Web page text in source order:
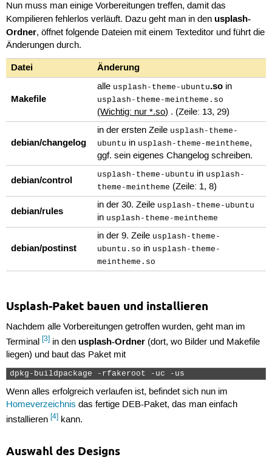
Nun muss man einige Vorbereitungen treffen, damit das
Kompilieren fehlerlos verläuft. Dazu geht man in den usplash-
Ordner, öffnet folgende Dateien mit einem Texteditor und führt die
Änderungen durch.
Datei Änderung
Makefile
alle usplash-theme-ubuntu.so in
usplash-theme-meintheme.so
(Wichtig: nur *.so) . (Zeile: 13, 29)
debian/changelog
in der ersten Zeile usplash-theme-
ubuntu in usplash-theme-meintheme,
ggf. sein eigenes Changelog schreiben.
debian/control usplash-theme-ubuntu in usplash-
theme-meintheme (Zeile: 1, 8)
debian/rules in der 30. Zeile usplash-theme-ubuntu
in usplash-theme-meintheme
debian/postinst
in der 9. Zeile usplash-theme-
ubuntu.so in usplash-theme-
meintheme.so
Usplash-Paket bauen und installieren
Nachdem alle Vorbereitungen getroffen wurden, geht man im
Terminal [3]in den usplash-Ordner(dort, wo Bilder und Makefile
liegen) und baut das Paket mit
dpkg-buildpackage -rfakeroot -uc -us
Wenn alles erfolgreich verlaufen ist, befindet sich nun im
Homeverzeichnis das fertige DEB-Paket, das man einfach
installieren [4]kann.
Auswahl des Designs